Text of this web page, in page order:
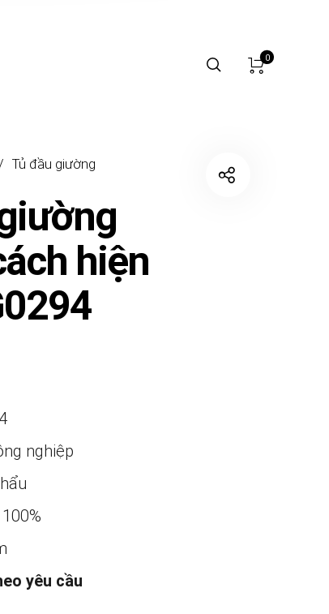
0
Tủ đầu giường
hiện
nghiệp
yêu cầu